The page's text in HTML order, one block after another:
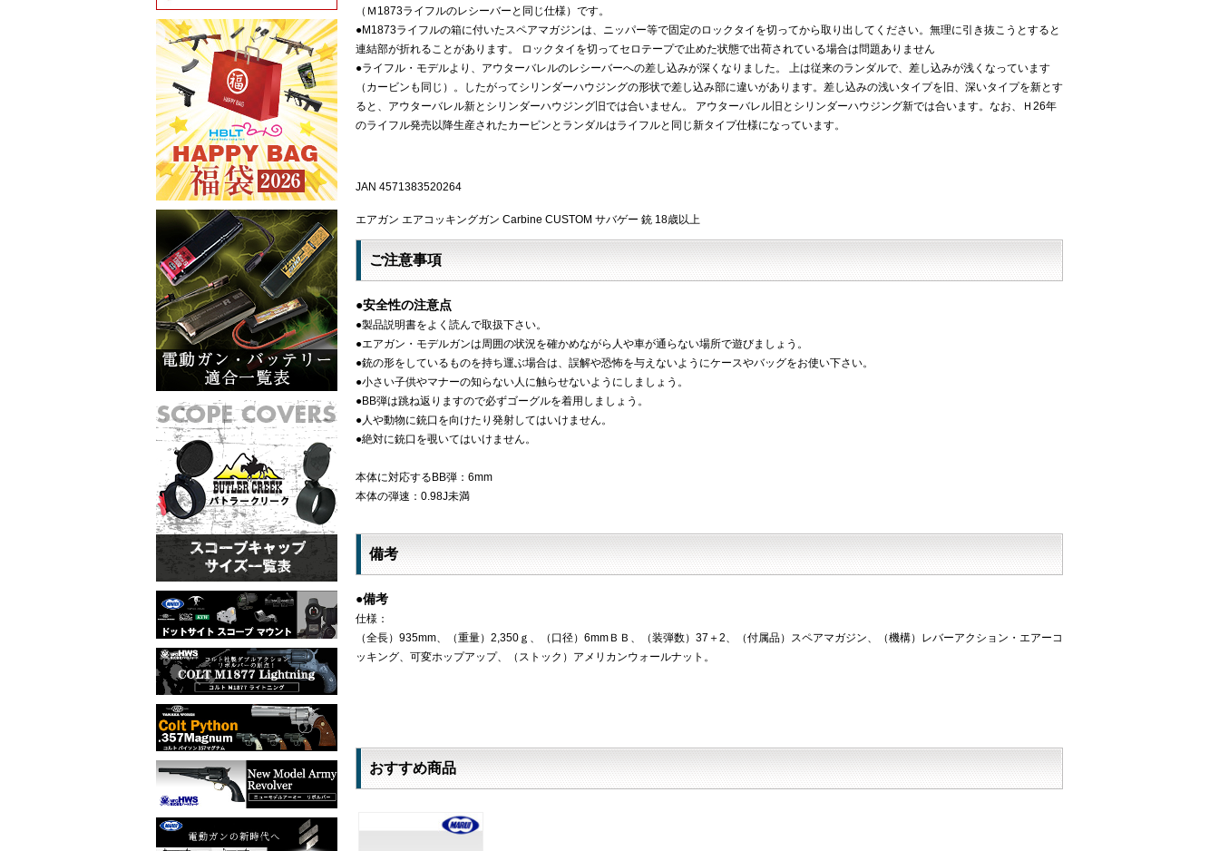
（Ｍ1873ライフルのレシーバーと同じ仕様）です。
●M1873ライフルの箱に付いたスペアマガジンは、ニッパー等で固定のロックタイを切ってから取り出してください。無理に引き抜こうとすると
連結部が折れることがあります。 ロックタイを切ってセロテープで止めた状態で出荷されている場合は問題ありません
●ライフル・モデルより、アウターバレルのレシーバーへの差し込みが深くなりました。 上は従来のランダルで、差し込みが浅くなっています
（カービンも同じ）。したがってシリンダーハウジングの形状で差し込み部に違いがあります。差し込みの浅いタイプを旧、深いタイプを新とす
ると、アウターバレル新とシリンダーハウジング旧では合いません。 アウターバレル旧とシリンダーハウジング新では合います。なお、Ｈ26年
のライフル発売以降生産されたカービンとランダルはライフルと同じ新タイプ仕様になっています。
JAN 4571383520264
エアガン エアコッキングガン Carbine CUSTOM サバゲー 銃 18歳以上
ご注意事項
●安全性の注意点
●製品説明書をよく読んで取扱下さい。
●エアガン・モデルガンは周囲の状況を確かめながら人や車が通らない場所で遊びましょう。
●銃の形をしているものを持ち運ぶ場合は、誤解や恐怖を与えないようにケースやバッグをお使い下さい。
●小さい子供やマナーの知らない人に触らせないようにしましょう。
●BB弾は跳ね返りますので必ずゴーグルを着用しましょう。
●人や動物に銃口を向けたり発射してはいけません。
●絶対に銃口を覗いてはいけません。
本体に対応するBB弾：6mm
本体の弾速：0.98J未満
備考
●備考
仕様：
（全長）935mm、（重量）2,350ｇ、（口径）6mmＢＢ、（装弾数）37＋2、（付属品）スペアマガジン、（機構）レバーアクション・エアーコ
ッキング、可変ホップアップ、（ストック）アメリカンウォールナット。
おすすめ商品